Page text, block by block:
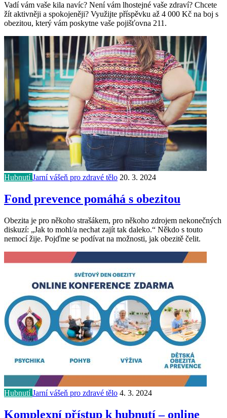
Vadí vám vaše kila navíc? Není vám lhostejné vaše zdraví? Chcete
žít aktivněji a spokojeněji? Využijte příspěvku až 4 000 Kč na boj s
obezitou, který vám poskytne vaše pojišťovna 211.
HubnutíJarní vášeň pro zdravé tělo 20. 3. 2024
Fond prevence pomáhá s obezitou
Obezita je pro někoho strašákem, pro někoho zdrojem nekonečných
diskuzí: „Jak to mohl/a nechat zajít tak daleko.“ Někdo s touto
nemocí žije. Pojďme se podívat na možnosti, jak obezitě čelit.
HubnutíJarní vášeň pro zdravé tělo 4. 3. 2024
Komplexní přístup k hubnutí – online